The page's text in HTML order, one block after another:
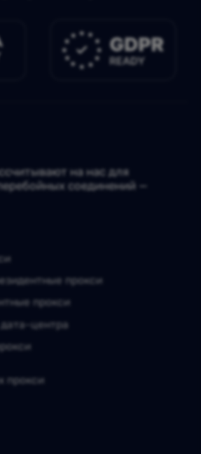
на нас для
соединений —
прокси
прокси
дата-центра
прокси